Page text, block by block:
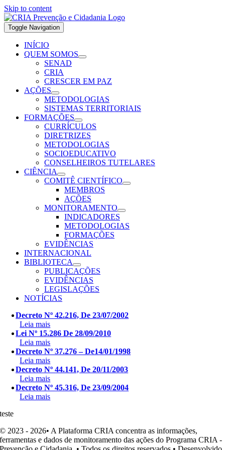
Skip to content
Toggle Navigation
INÍCIO
QUEM SOMOS
SENAD
CRIA
CRESCER EM PAZ
AÇÕES
METODOLOGIAS
SISTEMAS TERRITORIAIS
FORMAÇÕES
CURRÍCULOS
DIRETRIZES
METODOLOGIAS
SOCIOEDUCATIVO
CONSELHEIROS TUTELARES
CIÊNCIA
COMITÊ CIENTÍFICO
MEMBROS
AÇÕES
MONITORAMENTO
INDICADORES
METODOLOGIAS
FORMAÇÕES
EVIDÊNCIAS
INTERNACIONAL
BIBLIOTECA
PUBLICAÇÕES
EVIDÊNCIAS
LEGISLAÇÕES
NOTÍCIAS
Decreto Nº 42.216, De 23/07/2002
Leia mais
Lei Nº 15.286 De 28/09/2010
Leia mais
Decreto Nº 37.276 – De14/01/1998
Leia mais
Decreto Nº 44.141, De 20/11/2003
Leia mais
Decreto Nº 45.316, De 23/09/2004
Leia mais
teste
© 2023 - 2026• A Plataforma CRIA concentra as informações,
ferramentas e dados de monitoramento das ações do Programa CRIA -